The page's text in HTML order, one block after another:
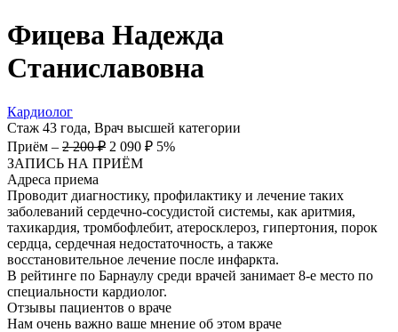
Фицева Надежда
Станиславовна
Кардиолог
Стаж 43 года, Врач высшей категории
Приём – 2 200 ₽ 2 090 ₽ 5%
ЗАПИСЬ НА ПРИЁМ
Адреса приема
Проводит диагностику, профилактику и лечение таких
заболеваний сердечно-сосудистой системы, как аритмия,
тахикардия, тромбофлебит, атеросклероз, гипертония, порок
сердца, сердечная недостаточность, а также
восстановительное лечение после инфаркта.
В рейтинге по Барнаулу среди врачей занимает 8-е место по
специальности кардиолог.
Отзывы пациентов о враче
Нам очень важно ваше мнение об этом враче